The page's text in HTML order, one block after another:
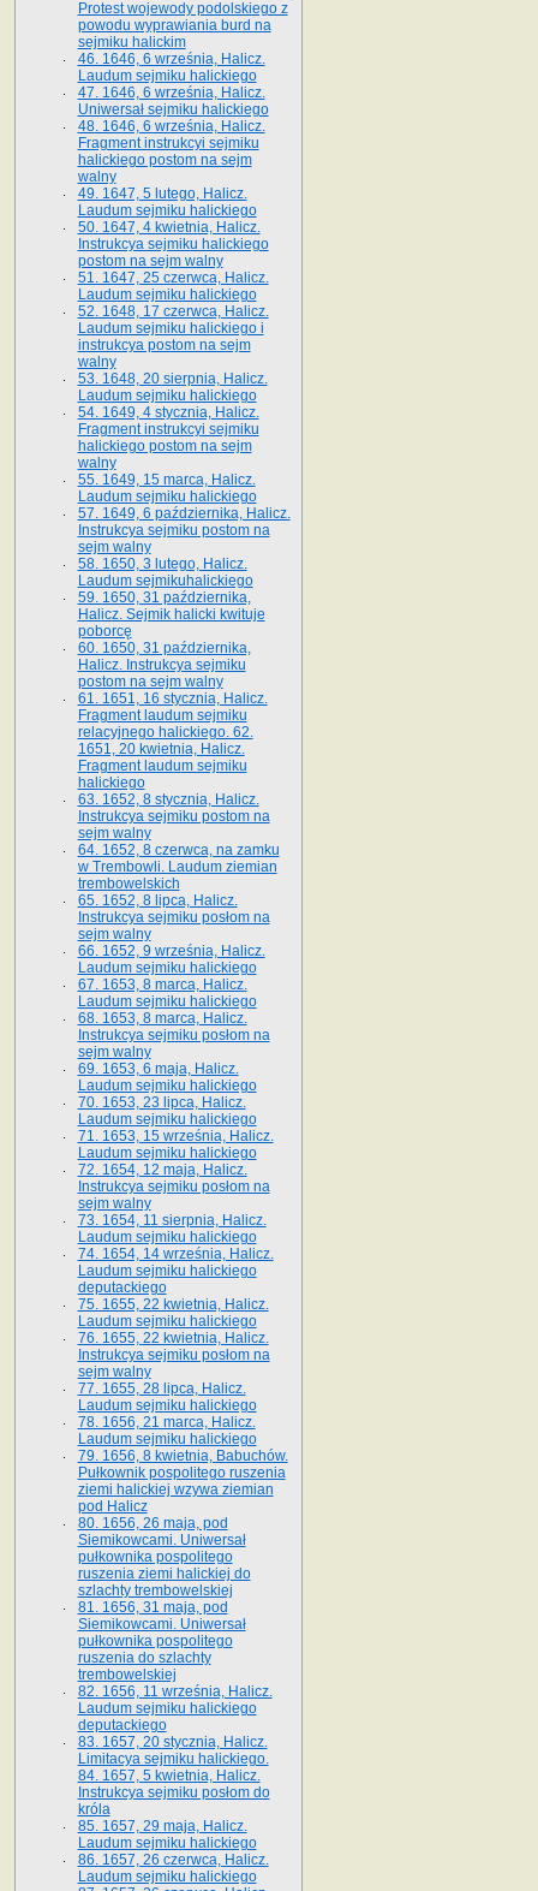
Protest wojewody podolskiego z
powodu wyprawiania burd na
sejmiku halickim
46. 1646, 6 września, Halicz.
Laudum sejmiku halickiego
47. 1646, 6 września, Halicz.
Uniwersał sejmiku halickiego
48. 1646, 6 września, Halicz.
Fragment instrukcyi sejmiku
halickiego postom na sejm
walny
49. 1647, 5 lutego, Halicz.
Laudum sejmiku halickiego
50. 1647, 4 kwietnia, Halicz.
Instrukcya sejmiku halickiego
postom na sejm walny
51. 1647, 25 czerwca, Halicz.
Laudum sejmiku halickiego
52. 1648, 17 czerwca, Halicz.
Laudum sejmiku halickiego i
instrukcya postom na sejm
walny
53. 1648, 20 sierpnia, Halicz.
Laudum sejmiku halickiego
54. 1649, 4 stycznia, Halicz.
Fragment instrukcyi sejmiku
halickiego postom na sejm
walny
55. 1649, 15 marca, Halicz.
Laudum sejmiku halickiego
57. 1649, 6 października, Halicz.
Instrukcya sejmiku postom na
sejm walny
58. 1650, 3 lutego, Halicz.
Laudum sejmikuhalickiego
59. 1650, 31 października,
Halicz. Sejmik halicki kwituje
poborcę
60. 1650, 31 października,
Halicz. Instrukcya sejmiku
postom na sejm walny
61. 1651, 16 stycznia, Halicz.
Fragment laudum sejmiku
relacyjnego halickiego. 62.
1651, 20 kwietnia, Halicz.
Fragment laudum sejmiku
halickiego
63. 1652, 8 stycznia, Halicz.
Instrukcya sejmiku postom na
sejm walny
64. 1652, 8 czerwca, na zamku
w Trembowli. Laudum ziemian
trembowelskich
65. 1652, 8 lipca, Halicz.
Instrukcya sejmiku posłom na
sejm walny
66. 1652, 9 września, Halicz.
Laudum sejmiku halickiego
67. 1653, 8 marca, Halicz.
Laudum sejmiku halickiego
68. 1653, 8 marca, Halicz.
Instrukcya sejmiku posłom na
sejm walny
69. 1653, 6 maja, Halicz.
Laudum sejmiku halickiego
70. 1653, 23 lipca, Halicz.
Laudum sejmiku halickiego
71. 1653, 15 września, Halicz.
Laudum sejmiku halickiego
72. 1654, 12 maja, Halicz.
Instrukcya sejmiku posłom na
sejm walny
73. 1654, 11 sierpnia, Halicz.
Laudum sejmiku halickiego
74. 1654, 14 września, Halicz.
Laudum sejmiku halickiego
deputackiego
75. 1655, 22 kwietnia, Halicz.
Laudum sejmiku halickiego
76. 1655, 22 kwietnia, Halicz.
Instrukcya sejmiku posłom na
sejm walny
77. 1655, 28 lipca, Halicz.
Laudum sejmiku halickiego
78. 1656, 21 marca, Halicz.
Laudum sejmiku halickiego
79. 1656, 8 kwietnia, Babuchów.
Pułkownik pospolitego ruszenia
ziemi halickiej wzywa ziemian
pod Halicz
80. 1656, 26 maja, pod
Siemikowcami. Uniwersał
pułkownika pospolitego
ruszenia ziemi halickiej do
szlachty trembowelskiej
81. 1656, 31 maja, pod
Siemikowcami. Uniwersał
pułkownika pospolitego
ruszenia do szlachty
trembowelskiej
82. 1656, 11 września, Halicz.
Laudum sejmiku halickiego
deputackiego
83. 1657, 20 stycznia, Halicz.
Limitacya sejmiku halickiego.
84. 1657, 5 kwietnia, Halicz.
Instrukcya sejmiku posłom do
króla
85. 1657, 29 maja, Halicz.
Laudum sejmiku halickiego
86. 1657, 26 czerwca, Halicz.
Laudum sejmiku halickiego